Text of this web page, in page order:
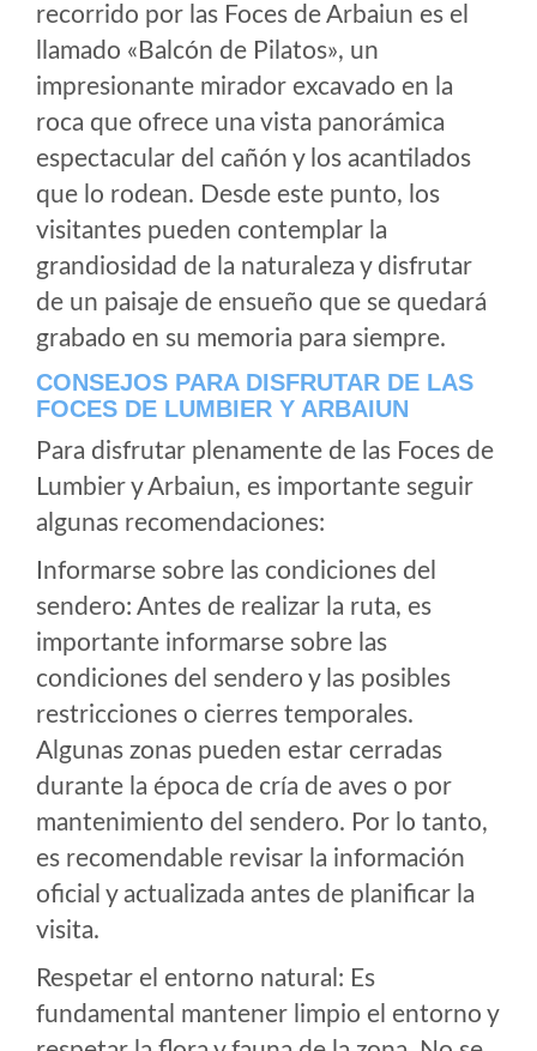
recorrido por las Foces de Arbaiun es el
llamado «Balcón de Pilatos», un
impresionante mirador excavado en la
roca que ofrece una vista panorámica
espectacular del cañón y los acantilados
que lo rodean. Desde este punto, los
visitantes pueden contemplar la
grandiosidad de la naturaleza y disfrutar
de un paisaje de ensueño que se quedará
grabado en su memoria para siempre.
CONSEJOS PARA DISFRUTAR DE LAS
FOCES DE LUMBIER Y ARBAIUN
Para disfrutar plenamente de las Foces de
Lumbier y Arbaiun, es importante seguir
algunas recomendaciones:
Informarse sobre las condiciones del
sendero: Antes de realizar la ruta, es
importante informarse sobre las
condiciones del sendero y las posibles
restricciones o cierres temporales.
Algunas zonas pueden estar cerradas
durante la época de cría de aves o por
mantenimiento del sendero. Por lo tanto,
es recomendable revisar la información
oficial y actualizada antes de planificar la
visita.
Respetar el entorno natural: Es
fundamental mantener limpio el entorno y